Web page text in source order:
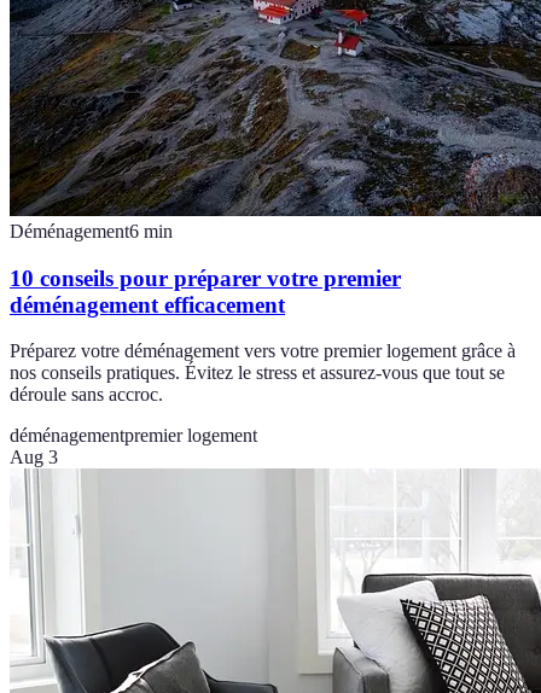
Déménagement6 min
10 conseils pour préparer votre premier
déménagement efficacement
Préparez votre déménagement vers votre premier logement grâce à
nos conseils pratiques. Évitez le stress et assurez-vous que tout se
déroule sans accroc.
déménagementpremier logement
Aug 3